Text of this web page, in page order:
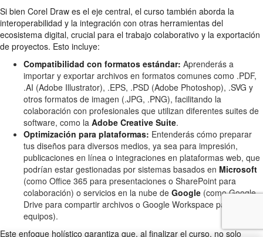
Si bien Corel Draw es el eje central, el curso también aborda la
interoperabilidad y la integración con otras herramientas del
ecosistema digital, crucial para el trabajo colaborativo y la exportación
de proyectos. Esto incluye:
Compatibilidad con formatos estándar: Aprenderás a
importar y exportar archivos en formatos comunes como .PDF,
.AI (Adobe Illustrator), .EPS, .PSD (Adobe Photoshop), .SVG y
otros formatos de imagen (.JPG, .PNG), facilitando la
colaboración con profesionales que utilizan diferentes suites de
software, como la Adobe Creative Suite.
Optimización para plataformas: Entenderás cómo preparar
tus diseños para diversos medios, ya sea para impresión,
publicaciones en línea o integraciones en plataformas web, que
podrían estar gestionadas por sistemas basados en Microsoft
(como Office 365 para presentaciones o SharePoint para
colaboración) o servicios en la nube de Google (como Google
Drive para compartir archivos o Google Workspace para
equipos).
Este enfoque holístico garantiza que, al finalizar el curso, no solo